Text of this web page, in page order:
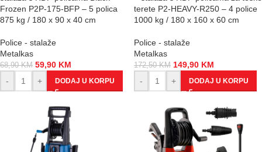
Frozen P2P-175-BFP – 5 polica
875 kg / 180 x 90 x 40 cm
Police - stalaže
Metalkas
68,90KM 59,90 KM
-
+ DODAJ U KORPU
terete P2-HEAVY-R250 – 4 police
1000 kg / 180 x 160 x 60 cm
Police - stalaže
Metalkas
172,50KM 149,90 KM
-
+ DODAJ U KORPU